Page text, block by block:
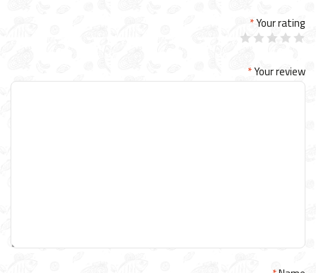
Your rating
*
Your review
*